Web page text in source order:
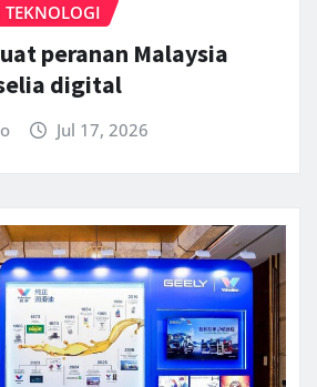
peranan Malaysia
digital
Jul 17, 2026